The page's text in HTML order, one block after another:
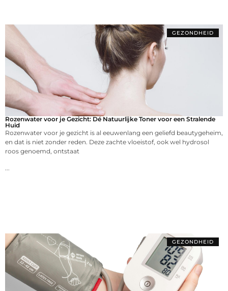
GEZONDHEID
Rozenwater voor je Gezicht: Dé Natuurlijke Toner voor een Stralende
Huid
Rozenwater voor je gezicht is al eeuwenlang een geliefd beautygeheim,
en dat is niet zonder reden. Deze zachte vloeistof, ook wel hydrosol
roos genoemd, ontstaat
GEZONDHEID